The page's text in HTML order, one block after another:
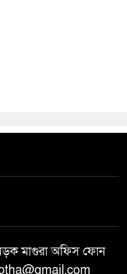
সড়ক মাগুরা অফিস ফোন